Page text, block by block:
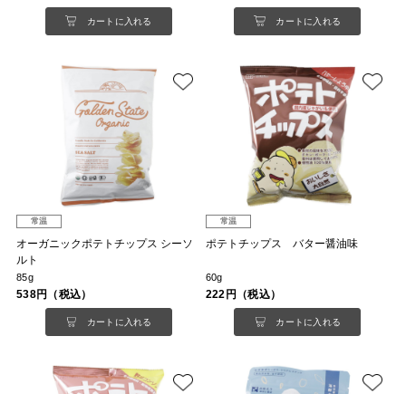
カートに入れる カートに入れる
常温
オーガニックポテトチップス シーソ
ルト
85g
538円（税込）
カートに入れる
常温
ポテトチップス バター醤油味
60g
222円（税込）
カートに入れる